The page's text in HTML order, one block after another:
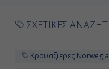
ΣΧΕΤΙΚΕΣ
Κρουαζιερες